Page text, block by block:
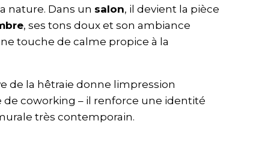
nature. Dans un salon, il devient la pièce
, ses tons doux et son ambiance
touche de calme propice à la
de la hêtraie donne limpression
coworking – il renforce une identité
très contemporain.